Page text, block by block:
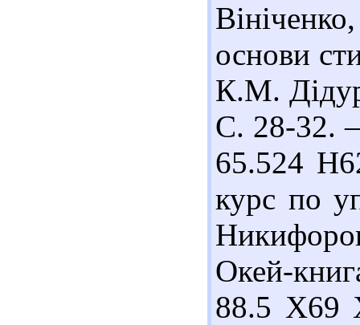
основи
К.М.
С. 28-32.
65.524
курс по
Окей-
88.5 Х69